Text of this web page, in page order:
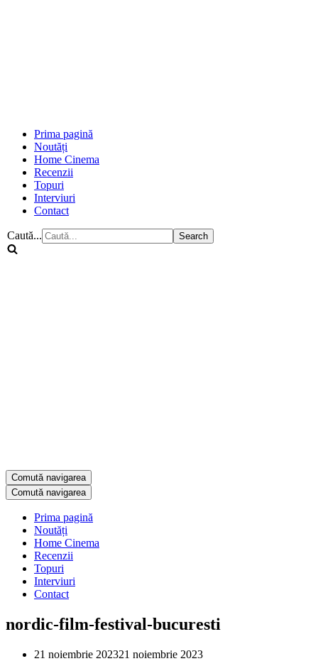
Prima pagină
Noutăți
Home Cinema
Recenzii
Topuri
Interviuri
Contact
Caută...
Comută navigarea
Comută navigarea
Prima pagină
Noutăți
Home Cinema
Recenzii
Topuri
Interviuri
Contact
nordic-film-festival-bucuresti
21 noiembrie 202321 noiembrie 2023